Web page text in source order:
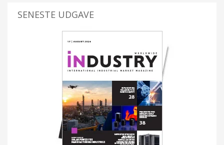
SENESTE UDGAVE